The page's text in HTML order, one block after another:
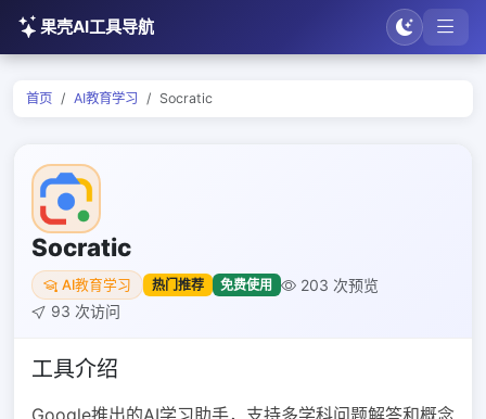
果壳AI工具导航
首页 AI教育学习 Socratic
Socratic
AI教育学习 热门推荐 免费使用
203 次预览
93 次访问
工具介绍
Google推出的AI学习助手，支持多学科问题解答和概念